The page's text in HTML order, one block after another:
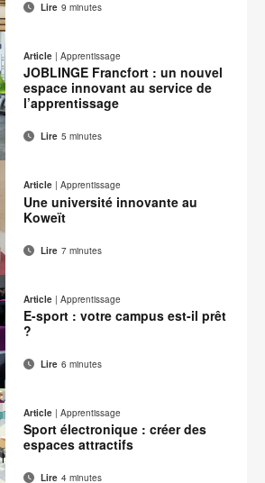
Lire 9 minutes
Article | Apprentissage
JOBLINGE Francfort : un nouvel
espace innovant au service de
l’apprentissage
Lire 5 minutes
Article | Apprentissage
Une université innovante au
Koweït
Lire 7 minutes
Article | Apprentissage
E-sport : votre campus est-il prêt
?
Lire 6 minutes
Article | Apprentissage
Sport électronique : créer des
espaces attractifs
Lire 4 minutes